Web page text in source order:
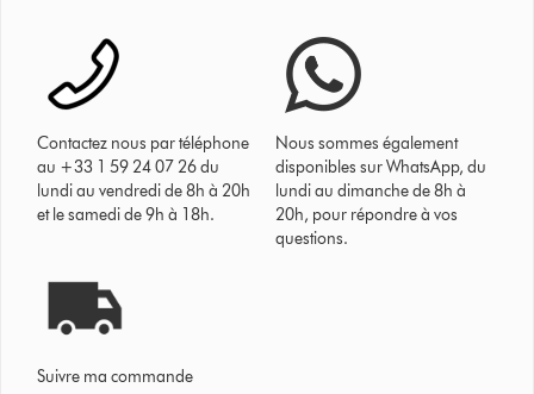
Contactez nous par téléphone
au +33 1 59 24 07 26 du
lundi au vendredi de 8h à 20h
et le samedi de 9h à 18h.
Nous sommes également
disponibles sur WhatsApp, du
lundi au dimanche de 8h à
20h, pour répondre à vos
questions.
Suivre ma commande